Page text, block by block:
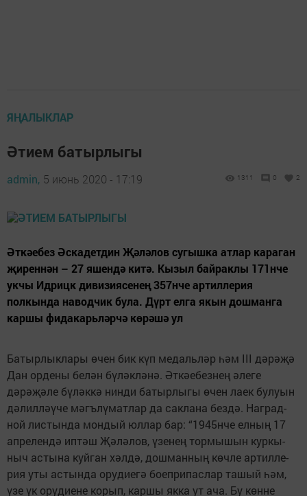
ЯҢАЛЫКЛАР
Әтием батырлыгы
admin, 5 июнь 2020 - 17:19 1311 0 2
Әткәебез Әскадетдин Җәләлов сугышка атлар караган
җиреннән – 27 яшендә китә. Кызыл байраклы 171нче
укчы Идрицк дивизиясенең 357нче артиллерия
полкында наводчик була. Дүрт елга якын дошманга
каршы фидакарьләрчә көрәшә ул
Батырлыклары өчен бик күп медальләр һәм III дәрәҗә
Дан ордены белән бүләкләнә. Әткәебезнең әлеге
дәрәҗәле бүләккә нинди батырлыгы өчен лаек булуын
дәлилләүче мәгълүматлар да саклана бездә. Наград-
ной листында мондый юллар бар: “1945нче елның 17
апрелендә иптәш Җәләлов, үзенең тормышын куркы-
ныч астына куйган хәлдә, дошманның көчле артилле-
рия уты астында орудиегә боеприпаслар ташый һәм,
үзе үк орудиене корып, каршы якка ут ача. Бу көнне